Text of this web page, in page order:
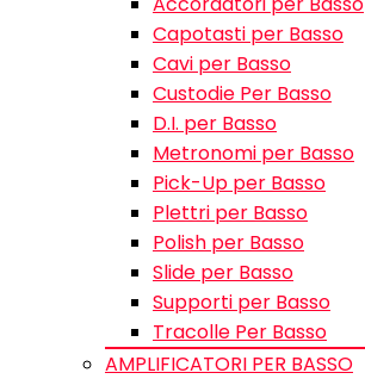
Capotasti per Basso
Cavi per Basso
Custodie Per Basso
D.I. per Basso
Metronomi per Basso
Pick-Up per Basso
Plettri per Basso
Polish per Basso
Slide per Basso
Supporti per Basso
Tracolle Per Basso
AMPLIFICATORI PER BASSO